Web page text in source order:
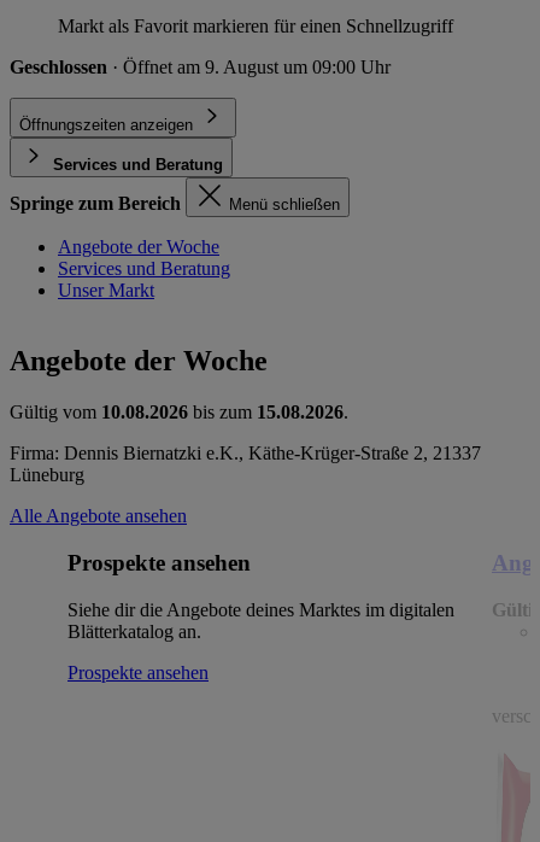
Markt als Favorit markieren für einen Schnellzugriff
Geschlossen · Öffnet am 9. August um 09:00 Uhr
Öffnungszeiten anzeigen
Services und Beratung
Springe zum Bereich Menü schließen
Angebote der Woche
Services und Beratung
Unser Markt
Angebote der Woche
Gültig vom 10.08.2026 bis zum 15.08.2026.
Firma: Dennis Biernatzki e.K., Käthe-Krüger-Straße 2, 21337
Lüneburg
Alle Angebote ansehen
Prospekte ansehen
Siehe dir die Angebote deines Marktes im digitalen
Blätterkatalog an.
Prospekte ansehen